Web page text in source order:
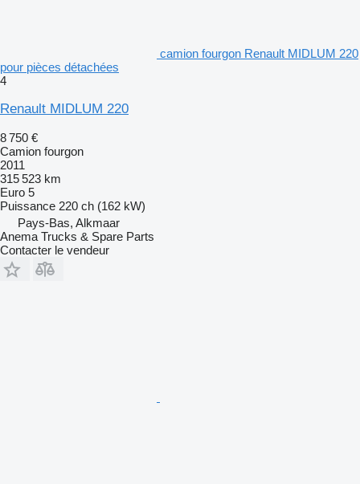
camion fourgon Renault MIDLUM 220
pour pièces détachées
4
Renault MIDLUM 220
8 750 €
Camion fourgon
2011
315 523 km
Euro 5
Puissance 220 ch (162 kW)
Pays-Bas, Alkmaar
Anema Trucks & Spare Parts
Contacter le vendeur